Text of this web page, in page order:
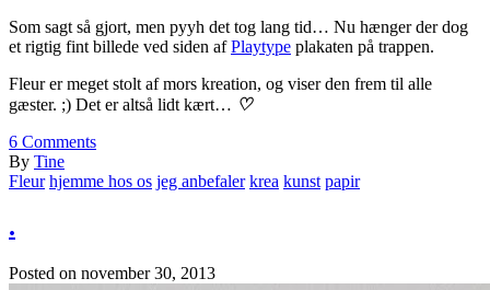
Som sagt så gjort, men pyyh det tog lang tid… Nu hænger der dog
et rigtig fint billede ved siden afPlaytype plakaten på trappen.
Fleur er meget stolt af mors kreation, og viser den frem til alle
gæster. ;) Det er altså lidt kært… ♡
6 Comments
By Tine
Fleur hjemme hos os jeg anbefaler krea kunst papir
.
Posted on november 30, 2013